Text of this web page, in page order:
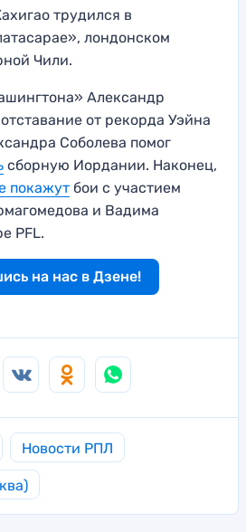
трудился в
лондонском
Чили.
Александр
отставание от рекорда Уэйна
Соболева помог
сборную Иордании. Наконец,
покажут бои с участием
и Вадима
PFL.
на нас в Дзене!
Новости РПЛ